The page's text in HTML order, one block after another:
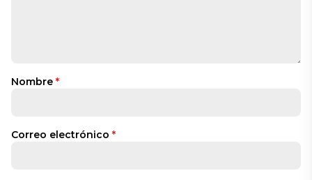
Nombre *
Correo electrónico *